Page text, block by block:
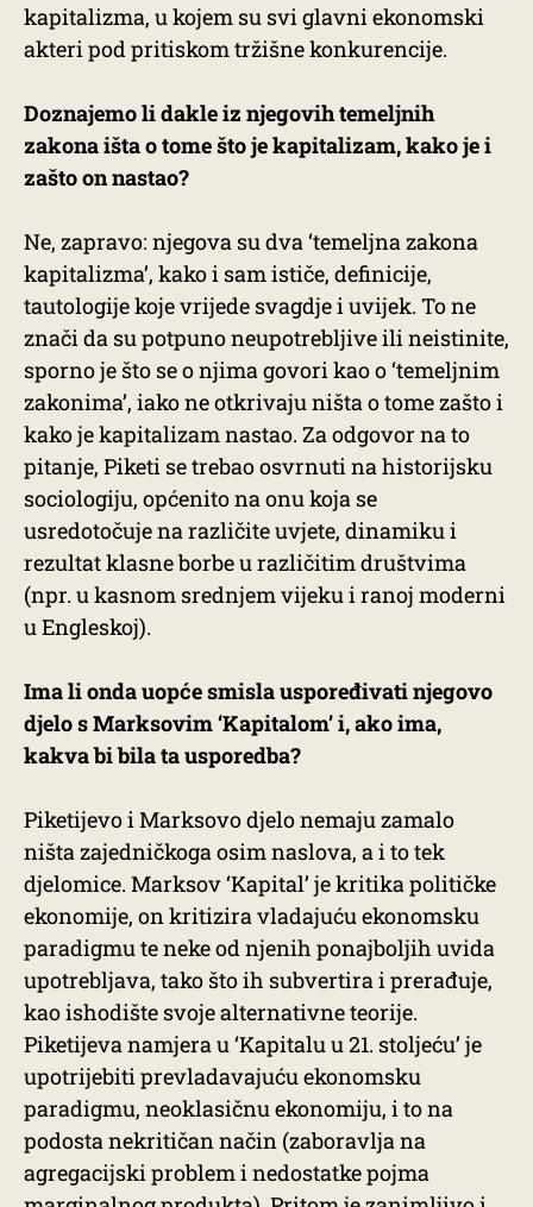
kapitalizma, u kojem su svi glavni ekonomski
akteri pod pritiskom tržišne konkurencije.
Doznajemo li dakle iz njegovih temeljnih
zakona išta o tome što je kapitalizam, kako je i
zašto on nastao?
Ne, zapravo: njegova su dva ‘temeljna zakona
kapitalizma’, kako i sam ističe, definicije,
tautologije koje vrijede svagdje i uvijek. To ne
znači da su potpuno neupotrebljive ili neistinite,
sporno je što se o njima govori kao o ‘temeljnim
zakonima’, iako ne otkrivaju ništa o tome zašto i
kako je kapitalizam nastao. Za odgovor na to
pitanje, Piketi se trebao osvrnuti na historijsku
sociologiju, općenito na onu koja se
usredotočuje na različite uvjete, dinamiku i
rezultat klasne borbe u različitim društvima
(npr. u kasnom srednjem vijeku i ranoj moderni
u Engleskoj).
Ima li onda uopće smisla uspoređivati njegovo
djelo s Marksovim ‘Kapitalom’ i, ako ima,
kakva bi bila ta usporedba?
Piketijevo i Marksovo djelo nemaju zamalo
ništa zajedničkoga osim naslova, a i to tek
djelomice. Marksov ‘Kapital’ je kritika političke
ekonomije, on kritizira vladajuću ekonomsku
paradigmu te neke od njenih ponajboljih uvida
upotrebljava, tako što ih subvertira i prerađuje,
kao ishodište svoje alternativne teorije.
Piketijeva namjera u ‘Kapitalu u 21. stoljeću’ je
upotrijebiti prevladavajuću ekonomsku
paradigmu, neoklasičnu ekonomiju, i to na
podosta nekritičan način (zaboravlja na
agregacijski problem i nedostatke pojma